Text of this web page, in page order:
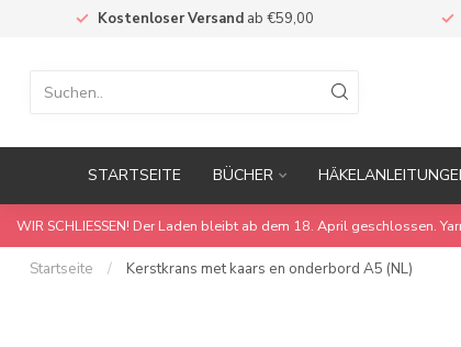
Kostenloser Versand ab €59,00
STARTSEITE BÜCHER
WIR SCHLIESSEN! Der Laden bleibt ab dem 18. April geschlossen.
Startseite / Kerstkrans met kaars en onderbord A5 (NL)